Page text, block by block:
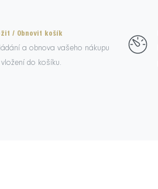
/ Obnovit košík
a obnova vašeho nákupu
do košíku.